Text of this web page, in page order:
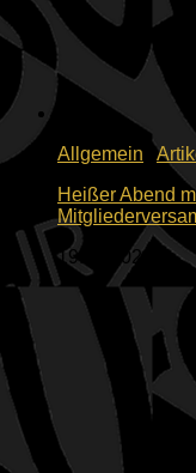
Allgemein
Heißer Abend
19.06.2026